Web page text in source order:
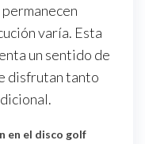
varía. Esta
un sentido de
disfrutan tanto
en el disco golf